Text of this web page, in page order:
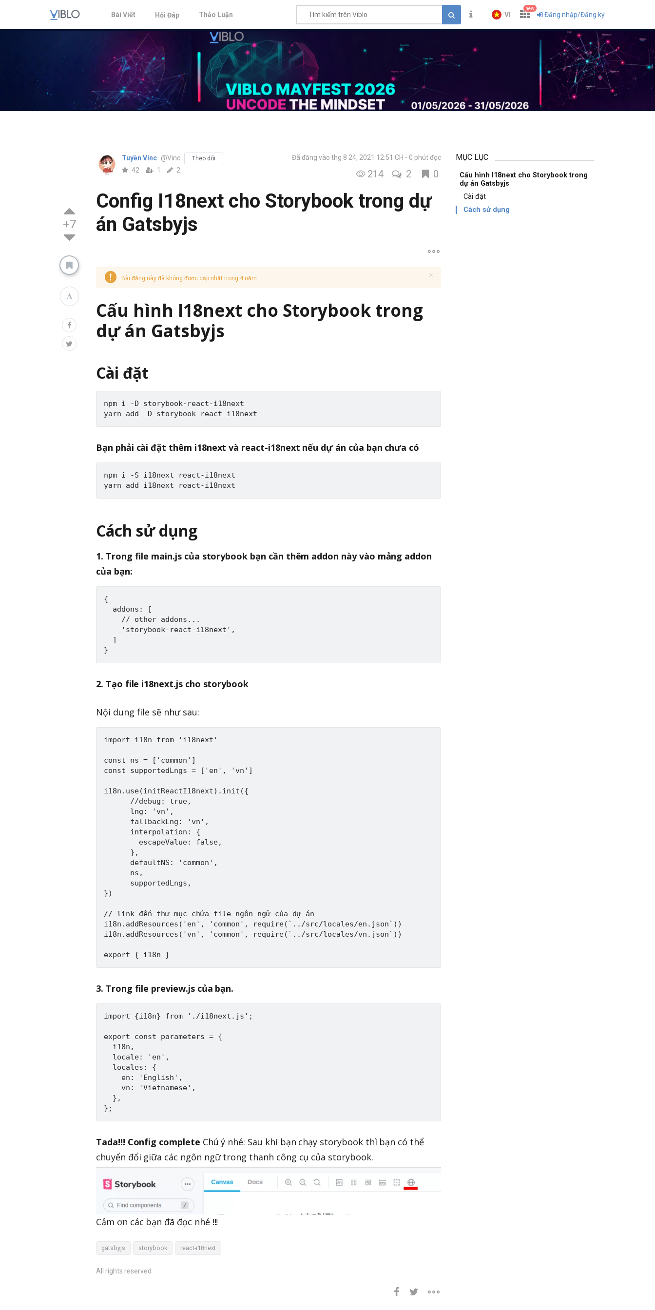
Bài Viết Hỏi Đáp Thảo Luận VI
new
Đăng nhập/Đăng ký
+7
Tuyền Vinc @Vinc Theo dõi
42 1 2
Đã đăng vào thg 8 24, 2021 12:51 CH 0 phút đọc
214 2 0
Config I18next cho Storybook trong dự
án Gatsbyjs
Bài đăng này đã không được cập nhật trong 4 năm
Cấu hình I18next cho Storybook trong
dự án Gatsbyjs
Cài đặt
npm i -D storybook-react-i18next
Bạn phải cài đặt thêm i18next và react-i18next nếu dự án của bạn chưa có
npm i -S i18next react-i18next
Cách sử dụng
1. Trong file main.js của storybook bạn cần thêm addon này vào mảng addon
của bạn:
{
  addons: [
    // other addons...
    'storybook-react-i18next',
  ]
2. Tạo file i18next.js cho storybook
Nội dung file sẽ như sau:
import i18n from 'i18next'
const ns = ['common']
const supportedLngs = ['en', 'vn']
i18n.use(initReactI18next).init({
      //debug: true,
      lng: 'vn',
      fallbackLng: 'vn',
      interpolation: {
        escapeValue: false,
      },
      defaultNS: 'common',
      ns,
      supportedLngs,
})
// link đến thư mục chứa file ngôn ngữ của dự án
i18n.addResources('en', 'common', require(`../src/locales/en.json`))
i18n.addResources('vn', 'common', require(`../src/locales/vn.json`))
3. Trong file preview.js của bạn.
import {i18n} from './i18next.js';
export const parameters = {
  i18n,
  locale: 'en',
  locales: {
    en: 'English',
    vn: 'Vietnamese',
  },
Tada!!! Config complete Chú ý nhé: Sau khi bạn chạy storybook thì bạn có thể
chuyển đổi giữa các ngôn ngữ trong thanh công cụ của storybook.
Cảm ơn các bạn đã đọc nhé !!!
gatsbyjs storybook react-i18next
All rights reserved
MỤC LỤC
Cấu hình I18next cho Storybook trong
dự án Gatsbyjs
Cài đặt
Cách sử dụng